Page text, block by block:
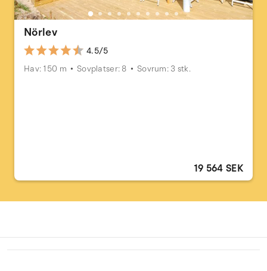
Nörlev
4.5/5
Hav: 150 m
Sovplatser: 8 Sovrum: 3 stk.
19 564 SEK